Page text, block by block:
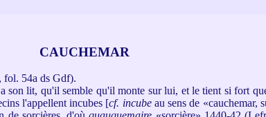
CAUCHEMAR
54a ds Gdf).
son lit, qu'il semble qu'il monte sur lui, et le tient si fort
l'appellent incubes [cf. incubeau sens de «cauchemar,